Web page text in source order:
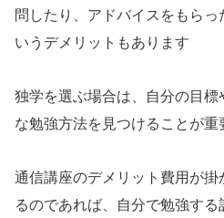
問したり、アドバイスをもら
いうデメリットもあります
独学を選ぶ場合は、自分の目
な勉強方法を見つけることが重
通信講座のデメリット費用が
るのであれば、自分で勉強す